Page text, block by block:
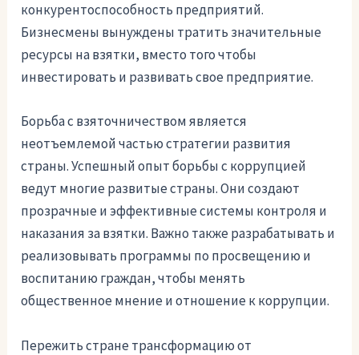
конкурентоспособность предприятий.
Бизнесмены вынуждены тратить значительные
ресурсы на взятки, вместо того чтобы
инвестировать и развивать свое предприятие.
Борьба с взяточничеством является
неотъемлемой частью стратегии развития
страны. Успешный опыт борьбы с коррупцией
ведут многие развитые страны. Они создают
прозрачные и эффективные системы контроля и
наказания за взятки. Важно также разрабатывать и
реализовывать программы по просвещению и
воспитанию граждан, чтобы менять
общественное мнение и отношение к коррупции.
Пережить стране трансформацию от